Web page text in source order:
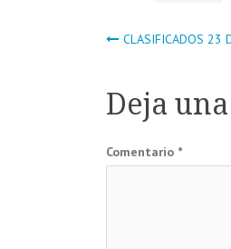
de
CLASIFICADOS 23
Deja
Comentario *